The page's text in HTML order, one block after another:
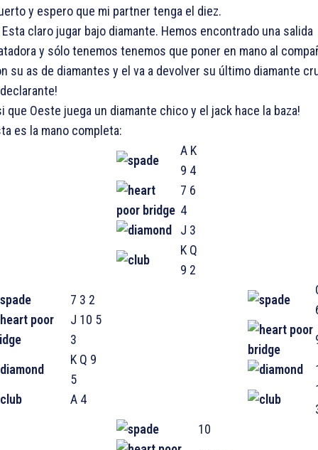
y espero que mi partner tenga el diez.
claro jugar bajo diamante. Hemos encontrado una salida
y sólo tenemos tenemos que poner en mano al
su as de diamantes y el va a devolver su último diamante
que Oeste juega un diamante chico y el jack hace la baza!
es la mano completa:
A K
9 4
7 6
4
J 3
K Q
9 2
7 3 2
J 10 5
3
K Q 9
5
A 4
10